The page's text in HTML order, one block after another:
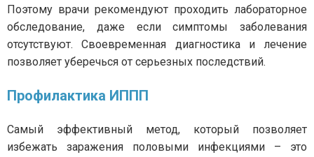
Поэтому врачи рекомендуют проходить лабораторное
обследование, даже если симптомы заболевания
отсутствуют. Своевременная диагностика и лечение
позволяет уберечься от серьезных последствий.
Профилактика ИППП
Самый эффективный метод, который позволяет
избежать заражения половыми инфекциями – это